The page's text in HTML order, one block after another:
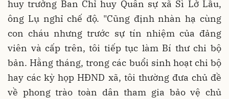
huy trưởng Ban Chỉ huy Quân sự xã Sì Lở Lầu,
ông Lụ nghỉ chế độ. "Cũng định nhàn hạ cùng
con cháu nhưng trước sự tín nhiệm của đảng
viên và cấp trên, tôi tiếp tục làm Bí thư chi bộ
bản. Hằng tháng, trong các buổi sinh hoạt chi bộ
hay các kỳ họp HĐND xã, tôi thường đưa chủ đề
về phong trào toàn dân tham gia bảo vệ chủ